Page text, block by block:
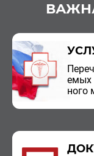
е­мых
но­го